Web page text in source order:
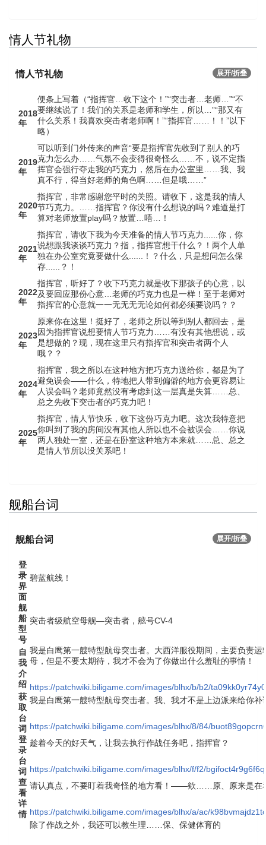
情人节礼物
情人节礼物 展开/折叠
2018
年
便条上写着（“指挥官…收下这个！”“突击者…老师…”“不
要继续说了！我们的关系是老师和学生，所以…”“那又有
什么关系！我喜欢突击者老师啊！”“指挥官……！！”以下
略）
2019
年
可以听到门外传来的声音“要是指挥官先收到了别人的巧
克力怎么办……气氛不会变得很奇怪么……不，说不定指
挥官会强行夺走我的巧克力，然后在办公室里……我、我
真不行，得当好老师的角色啊……但是哦……”
2020
年
指挥官，非常感谢您平时的关照。请收下，这是我的情人
节巧克力。……指挥官？你没有什么想说的吗？难道是打
算对老师放置play吗？放置…唔…！
2021
年
指挥官，请收下我为今天准备的情人节巧克力......你，你
说想跟我谈谈巧克力？指，指挥官想干什么？！两个人单
独在办公室究竟要做什么......！？什么，只是想问怎么保
存......？！
2022
年
指挥官，听好了？收下巧克力就是收下那孩子的心意，以
及要回应那份心意…老师的巧克力也是一样！至于老师对
指挥官的心意就一一无无无无论如何都必须要说吗？？
2023
年
原来你在这里！挺好了，老师之所以等到别人都回去，是
因为指挥官说想要情人节巧克力……有没有其他想说，或
是想做的？现，现在这里只有指挥官和突击者两个人
哦？？
2024
年
指挥官，我之所以在这种地方把巧克力送给你，都是为了
避免误会——什么，特地把人带到偏僻的地方会更容易让
人误会吗？老师竟然没有考虑到这一层真是失算……总、
总之先收下突击者的巧克力吧！
2025
年
指挥官，情人节快乐，收下这份巧克力吧。这次我特意把
你叫到了我的房间没有其他人所以也不会被误会……你说
两人独处一室，还是在卧室这种地方本来就……总、总之
是情人节所以没关系吧！
舰船台词
舰船台词 展开/折叠
登
录
界
面
碧蓝航线！
舰
船
型
号
突击者级航空母舰—突击者，舷号CV-4
自
我
介
绍
我是白鹰第一艘特型航母突击者。大西洋服役期间，主要负责
母，但是不要太期待，我才不会为了你做出什么羞耻的事情！
https://patchwiki.biligame.com/images/blhx/b/b2/
获
取
台
词
我是白鹰第一艘特型航母突击者。我、我才不是上边派来给你
https://patchwiki.biligame.com/images/blhx/8/84/
登
录
台
词
趁着今天的好天气，让我去执行作战任务吧，指挥官？
https://patchwiki.biligame.com/images/blhx/f/f2/
查
看
详
情
请认真点，不要盯着我奇怪的地方看！——欸……原、原来是
https://patchwiki.biligame.com/images/blhx/a/ac/
除了作战之外，我还可以教生理……保、保健体育的